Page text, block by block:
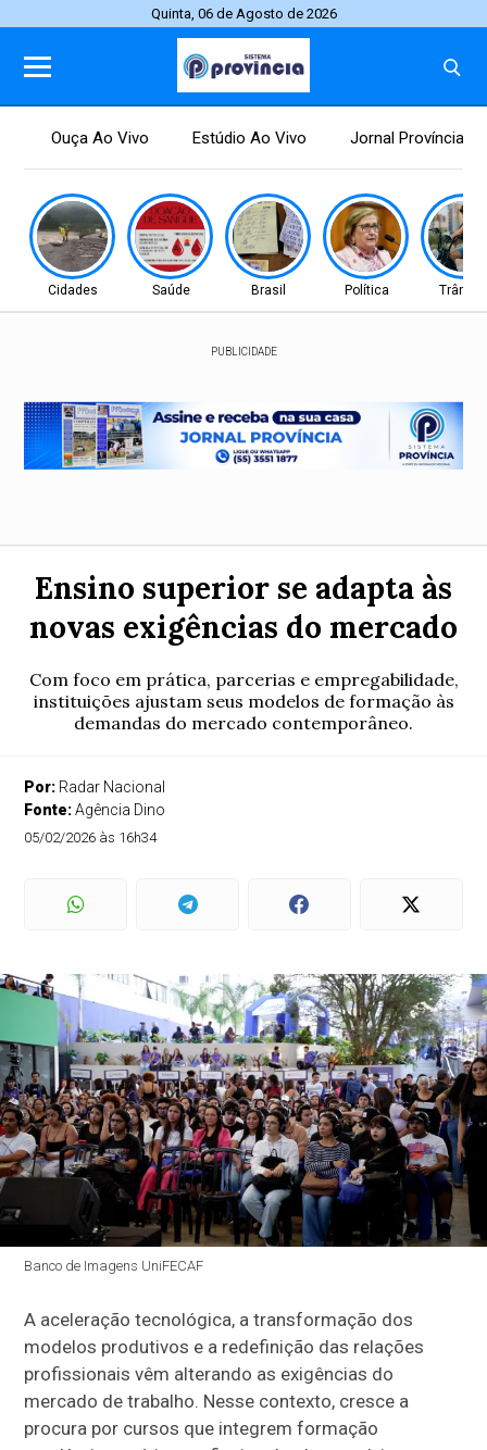
Quinta, 06 de Agosto de 2026
Ouça Ao Vivo Estúdio Ao Vivo Jornal Província
Cidades Saúde Brasil Política
PUBLICIDADE
Ensino superior se adapta às
novas exigências do mercado
Com foco em prática, parcerias e empregabilidade,
instituições ajustam seus modelos de formação às
demandas do mercado contemporâneo.
Por: Radar Nacional
Fonte:Agência Dino
05/02/2026 às 16h34
Banco de Imagens UniFECAF
A aceleração tecnológica, a transformação dos
modelos produtivos e a redefinição das relações
profissionais vêm alterando as exigências do
mercado de trabalho. Nesse contexto, cresce a
procura por cursos que integrem formação